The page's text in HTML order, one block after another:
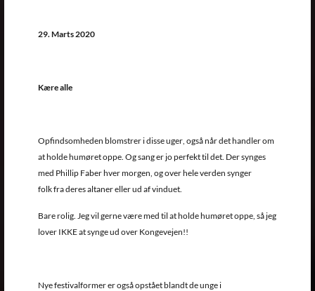
29. Marts 2020
Kære alle
Opfindsomheden blomstrer i disse uger, også når det handler om
at holde humøret oppe. Og sang er jo perfekt til det. Der synges
med Phillip Faber hver morgen, og over hele verden synger
folk fra deres altaner eller ud af vinduet.
Bare rolig. Jeg vil gerne være med til at holde humøret oppe, så jeg
lover IKKE at synge ud over Kongevejen!!
Nye festivalformer er også opstået blandt de unge i